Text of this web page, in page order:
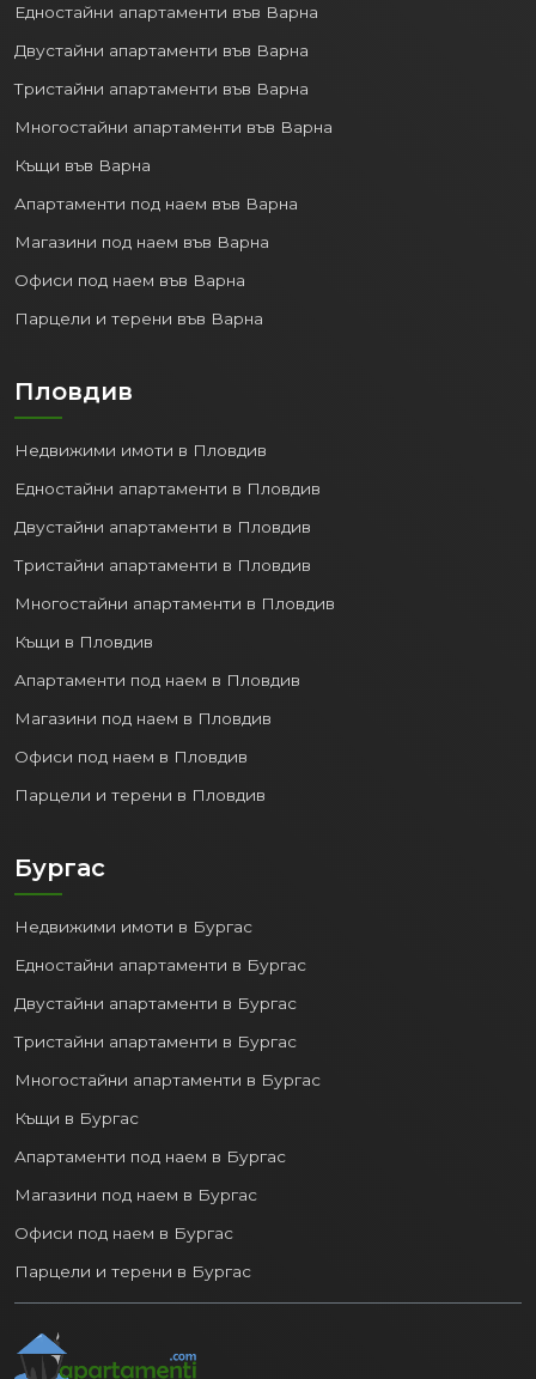
Едностайни апартаменти във Варна
Двустайни апартаменти във Варна
Тристайни апартаменти във Варна
Многостайни апартаменти във Варна
Къщи във Варна
Апартаменти под наем във Варна
Магазини под наем във Варна
Офиси под наем във Варна
Парцели и терени във Варна
Пловдив
Недвижими имоти в Пловдив
Едностайни апартаменти в Пловдив
Двустайни апартаменти в Пловдив
Тристайни апартаменти в Пловдив
Многостайни апартаменти в Пловдив
Къщи в Пловдив
Апартаменти под наем в Пловдив
Магазини под наем в Пловдив
Офиси под наем в Пловдив
Парцели и терени в Пловдив
Бургас
Недвижими имоти в Бургас
Едностайни апартаменти в Бургас
Двустайни апартаменти в Бургас
Тристайни апартаменти в Бургас
Многостайни апартаменти в Бургас
Къщи в Бургас
Апартаменти под наем в Бургас
Магазини под наем в Бургас
Офиси под наем в Бургас
Парцели и терени в Бургас